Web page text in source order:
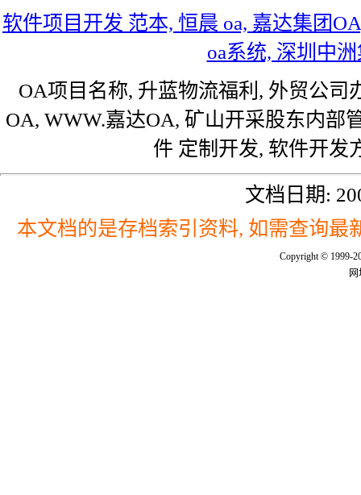
软件项目开发 范本, 恒晨 oa, 嘉达集团
oa系统, 深圳中
OA项目名称, 升蓝物流福利, 外贸公司
OA, WWW.嘉达OA, 矿山开采股东内部
件 定制开发, 软件开发
文档日期:
本文档的是存档索引资料, 如需查询最
Copyright ©